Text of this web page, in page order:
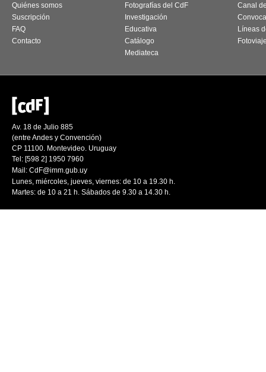
Quiénes somos
Suscripción
FAQ
Contacto
Fotografías del CdF
Investigación
Educativa
Catálogo
Mediateca
Canal
Líneas
Av. 18 de Julio 885
(entre Andes y Convención)
CP 11100. Montevideo. Uruguay
Tel: [598 2] 1950 7960
Mail: CdF@imm.gub.uy
Lunes, miércoles, jueves, viernes: de 10 a 19.30 h.
Martes: de 10 a 21 h. Sábados de 9.30 a 14.30 h.